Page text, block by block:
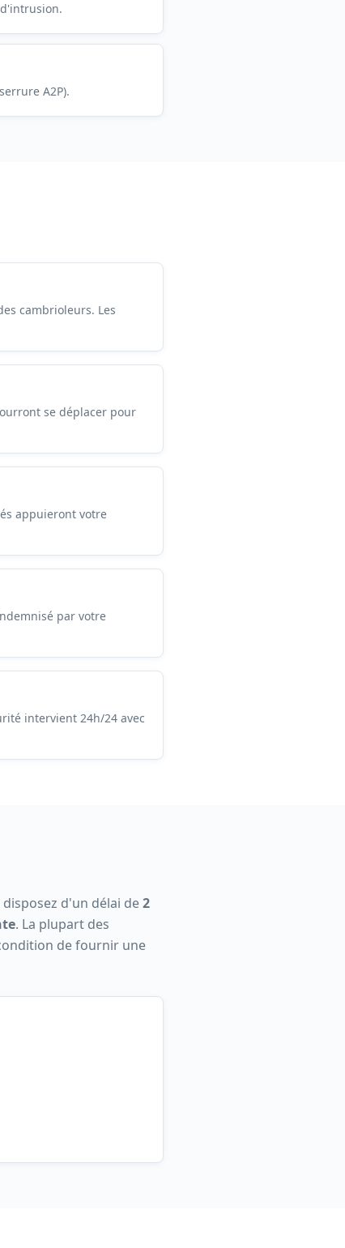
A2P).
cambrioleurs. Les
se déplacer pour
appuieront votre
par votre
intervient 24h/24 avec
d'un délai de2
. La plupart des
de fournir une